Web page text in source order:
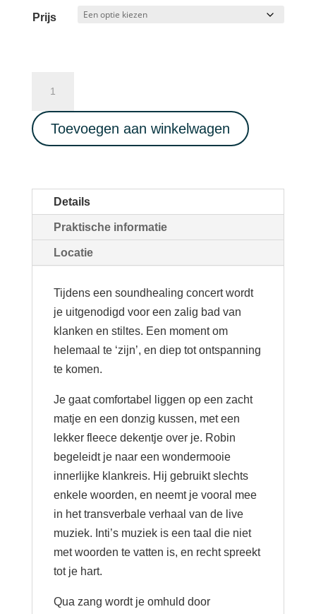
Prijs
SOUNDHEALING
CONCERT
Sound
20/06/2025
aantal
Toevoegen aan winkelwagen
Details
Praktische informatie
Locatie
Tijdens een soundhealing concert wordt
je uitgenodigd voor een zalig bad van
klanken en stiltes. Een moment om
helemaal te ‘zijn’, en diep tot ontspanning
te komen.
Je gaat comfortabel liggen op een zacht
matje en een donzig kussen, met een
lekker fleece dekentje over je. Robin
begeleidt je naar een wondermooie
innerlijke klankreis. Hij gebruikt slechts
enkele woorden, en neemt je vooral mee
in het transverbale verhaal van de live
muziek. Inti’s muziek is een taal die niet
met woorden te vatten is, en recht spreekt
tot je hart.
Qua zang wordt je omhuld door